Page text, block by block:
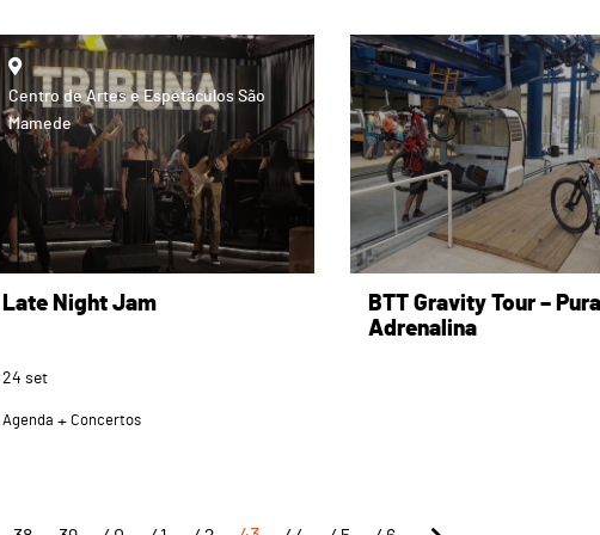
Centro de Artes e Espetáculos São
Mamede
Late Night Jam
24 set
Agenda Concertos
page
BTT Gravity Tour – Pura
Adrenalina